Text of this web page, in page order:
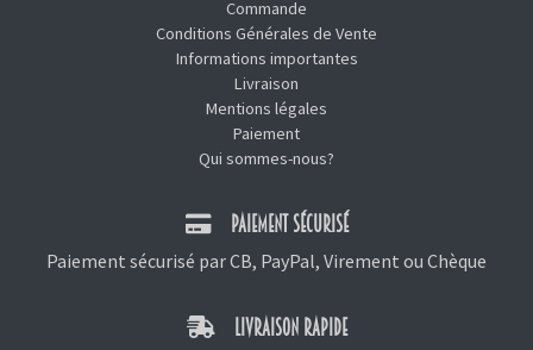
Commande
Conditions Générales de Vente
Informations importantes
Livraison
Mentions légales
Paiement
Qui sommes-nous?
PAIEMENT SÉCURISÉ
Paiement sécurisé par CB, PayPal, Virement ou Chèque
LIVRAISON RAPIDE